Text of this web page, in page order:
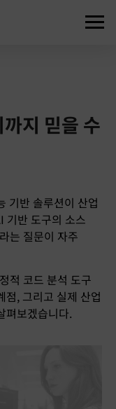
지 믿을 수
기반 솔루션이 산업
기반 도구의 소스
는 질문이 자주
적 코드 분석 도구
, 그리고 실제 산업
펴보겠습니다.